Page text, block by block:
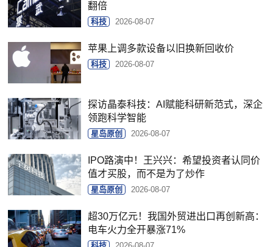
翻倍
科技 2026-08-07
苹果上调多款设备以旧换新回收价
科技 2026-08-07
探访晶泰科技：AI赋能科研新范式，深企
领跑科学智能
星岛原创 2026-08-07
IPO路演中！王兴兴：希望投资者认同价
值才买股，而不是为了炒作
星岛原创 2026-08-07
超30万亿元！我国外贸进出口再创新高：
电车火力全开暴涨71%